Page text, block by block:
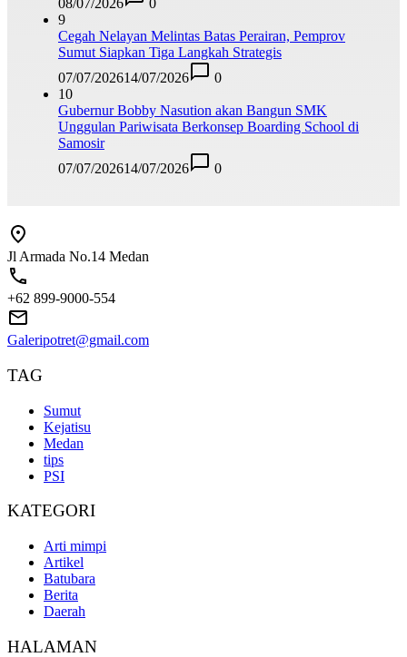
08/07/2026
0
9
Cegah Nelayan Melintas Batas Perairan, Pemprov
Sumut Siapkan Tiga Langkah Strategis
07/07/202614/07/2026
0
10
Gubernur Bobby Nasution akan Bangun SMK
Unggulan Pariwisata Berkonsep Boarding School di
Samosir
07/07/202614/07/2026 0
Jl Armada No.14 Medan
+62 899-9000-554
Galeripotret@gmail.com
TAG
Sumut
Kejatisu
Medan
tips
PSI
KATEGORI
Arti mimpi
Artikel
Batubara
Berita
Daerah
HALAMAN